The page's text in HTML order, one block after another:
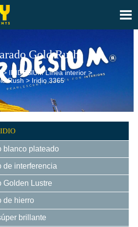

Gold Rush
> IRIDESlUM Línea interior>
Rush> Iridio 3365
blanco plateado
de interferencia
Golden Lustre
de hierro
brillante